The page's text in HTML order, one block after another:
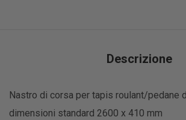
Descrizione
Nastro di corsa per tapis roulant/pedane
dimensioni standard 2600 x 410 mm